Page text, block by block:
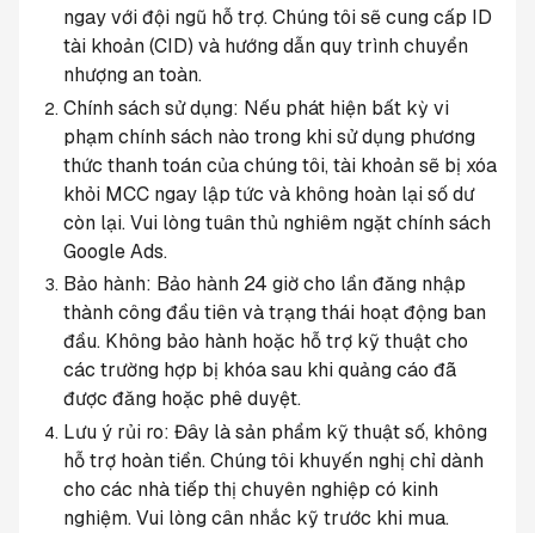
ngay với đội ngũ hỗ trợ. Chúng tôi sẽ cung cấp ID
tài khoản (CID) và hướng dẫn quy trình chuyển
nhượng an toàn.
Chính sách sử dụng: Nếu phát hiện bất kỳ vi
phạm chính sách nào trong khi sử dụng phương
thức thanh toán của chúng tôi, tài khoản sẽ bị xóa
khỏi MCC ngay lập tức và không hoàn lại số dư
còn lại. Vui lòng tuân thủ nghiêm ngặt chính sách
Google Ads.
Bảo hành: Bảo hành 24 giờ cho lần đăng nhập
thành công đầu tiên và trạng thái hoạt động ban
đầu. Không bảo hành hoặc hỗ trợ kỹ thuật cho
các trường hợp bị khóa sau khi quảng cáo đã
được đăng hoặc phê duyệt.
Lưu ý rủi ro: Đây là sản phẩm kỹ thuật số, không
hỗ trợ hoàn tiền. Chúng tôi khuyến nghị chỉ dành
cho các nhà tiếp thị chuyên nghiệp có kinh
nghiệm. Vui lòng cân nhắc kỹ trước khi mua.